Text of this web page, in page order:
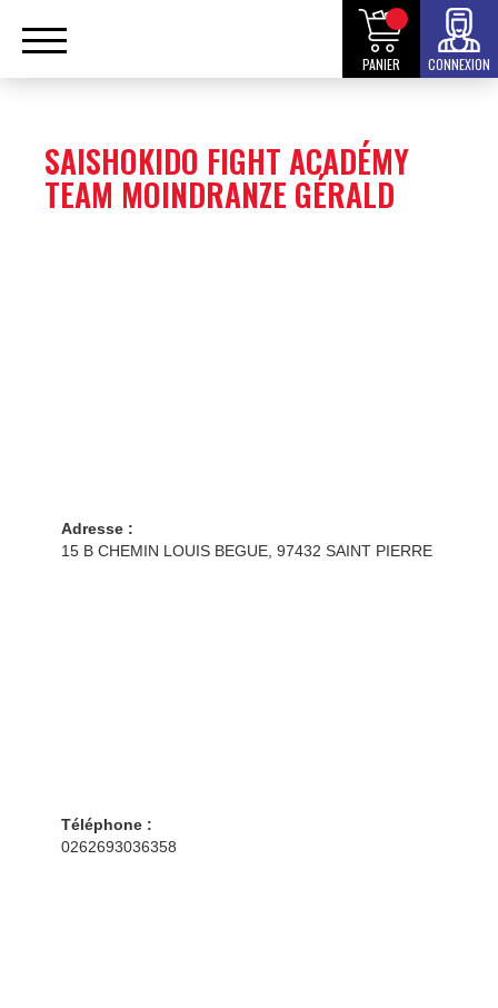
PANIER CONNEXION
SAISHOKIDO FIGHT ACADÉMY
TEAM MOINDRANZE GÉRALD
Adresse :
15 B CHEMIN LOUIS BEGUE, 97432 SAINT PIERRE
Téléphone :
0262693036358